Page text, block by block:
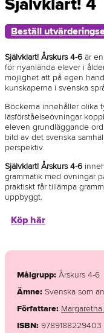
Beställ
Självklart! Årskurs 4-6 är
för nyanlända elever i
möjlighet att på egen
kunskaperna i svenska
Böckerna innehåller olika
läsförståelseövningar
eleven grundläggande
bild av det svenska
perspektiv.
Självklart! Årskurs 4-6
grammatik med övningar
praktiskt får tillämpa
uppbyggt.
Köp här
Målgrupp: Årskurs 4-6
Ämne: Svenska som
Författare:
ISBN: 9789188229403